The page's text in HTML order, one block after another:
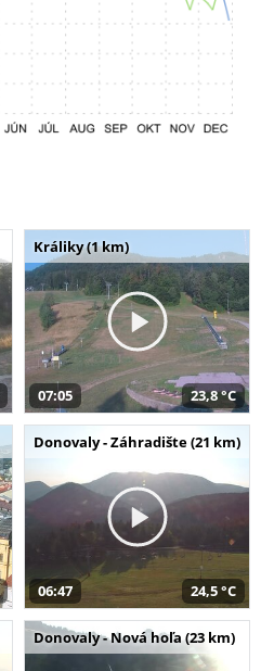
Králiky (1 km)
07:05 23,8 °C
Donovaly - Záhradište (21 km)
06:47 24,5 °C
Donovaly - Nová hoľa (23 km)